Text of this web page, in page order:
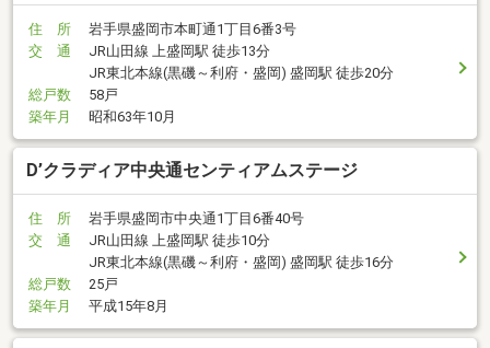
住 所
岩手県盛岡市本町通1丁目6番3号
交 通
JR山田線 上盛岡駅 徒歩13分
JR東北本線(黒磯～利府・盛岡) 盛岡駅 徒歩20分
総戸数
58戸
築年月
昭和63年10月
D’クラディア中央通センティアムステージ
住 所
岩手県盛岡市中央通1丁目6番40号
交 通
JR山田線 上盛岡駅 徒歩10分
JR東北本線(黒磯～利府・盛岡) 盛岡駅 徒歩16分
総戸数
25戸
築年月
平成15年8月